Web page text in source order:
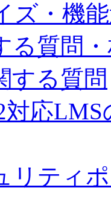
ズ・機
る質問
する質問
対応
リティ